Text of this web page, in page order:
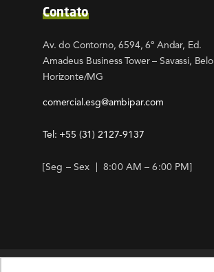
Contato
Av. do Contorno, 6594, 6º Andar, Ed.
Amadeus Business Tower – Savassi, Belo
Horizonte/MG
comercial.esg@ambipar.com
Tel: +55 (31) 2127-9137
[Seg – Sex | 8:00 AM – 6:00 PM]